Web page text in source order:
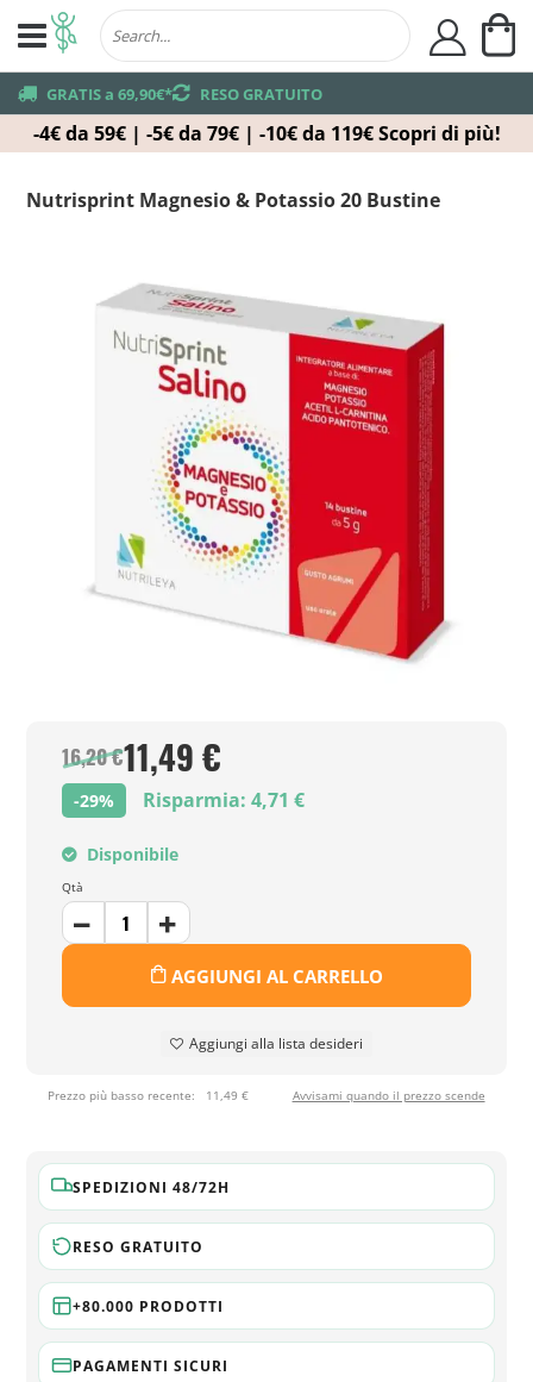
-4€ da 59€ | -5€ da 79€ | -10€ da 119€ Scopri di più!
truck GRATIS a 69,90€*returns RESO GRATUITO
user
Nutrisprint Magnesio & Potassio 20 Bustine
16,20 €11,49 €
-29% Risparmia: 4,71 €
Disponibile
Qtà
AGGIUNGI AL CARRELLO
Aggiungi alla lista desideri
Prezzo più basso recente: 11,49 € Avvisami quando il prezzo scende
SPEDIZIONI 48/72H
RESO GRATUITO
+80.000 PRODOTTI
PAGAMENTI SICURI